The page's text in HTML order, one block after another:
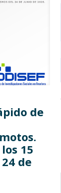
de
15
de